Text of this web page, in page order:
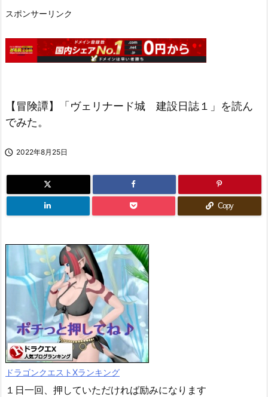
スポンサーリンク
【冒険譚】「ヴェリナード城 建設日誌１」を読ん
でみた。
 2022年8月25日
Copy
ドラゴンクエストXランキング
１日一回、押していただければ励みになります